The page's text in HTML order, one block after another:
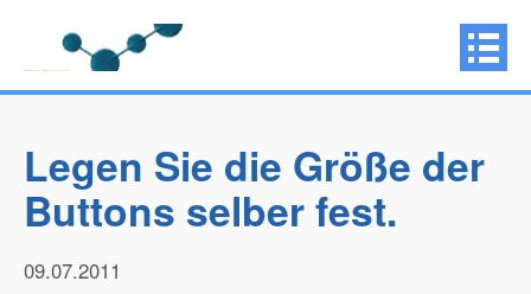
Legen Sie die Größe der
Buttons selber fest.
09.07.2011